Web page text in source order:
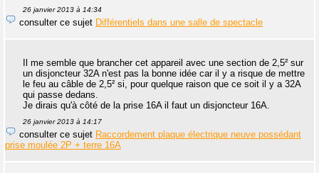
26 janvier 2013 à 14:34
consulter ce sujet Différentiels dans une salle de spectacle
Il me semble que brancher cet appareil avec une section de 2,5² sur
un disjoncteur 32A n'est pas la bonne idée car il y a risque de mettre
le feu au câble de 2,5² si, pour quelque raison que ce soit il y a 32A
qui passe dedans.
Je dirais qu'à côté de la prise 16A il faut un disjoncteur 16A.
26 janvier 2013 à 14:17
consulter ce sujet Raccordement plaque électrique neuve possédant
prise moulée 2P + terre 16A